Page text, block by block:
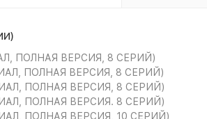
ПОЛНАЯ ВЕРСИЯ, 8 СЕРИЙ)
ПОЛНАЯ ВЕРСИЯ, 8 СЕРИЙ)
ПОЛНАЯ ВЕРСИЯ, 8 СЕРИЙ)
ПОЛНАЯ ВЕРСИЯ. 8 СЕРИЙ)
ПОЛНАЯ ВЕРСИЯ, 10 СЕРИЙ)